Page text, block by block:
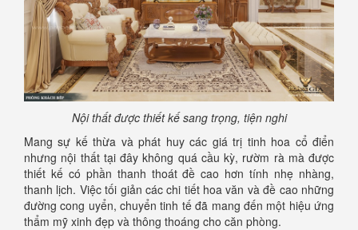
Nội thất được thiết kế sang trọng, tiện nghi
Mang sự kế thừa và phát huy các giá trị tinh hoa cổ điển
nhưng nội thất tại đây không quá cầu kỳ, rườm rà mà được
thiết kế có phần thanh thoát đề cao hơn tính nhẹ nhàng,
thanh lịch. Việc tối giản các chi tiết hoa văn và đề cao những
đường cong uyển, chuyển tinh tế đã mang đến một hiệu ứng
thẩm mỹ xinh đẹp và thông thoáng cho căn phòng.